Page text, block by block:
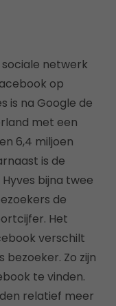
netwerk
op
is na Google de
met een
6,4 miljoen
is de
bijna twee
de
Het
verschilt
bezoeker. Zo zijn
te vinden.
relatief meer